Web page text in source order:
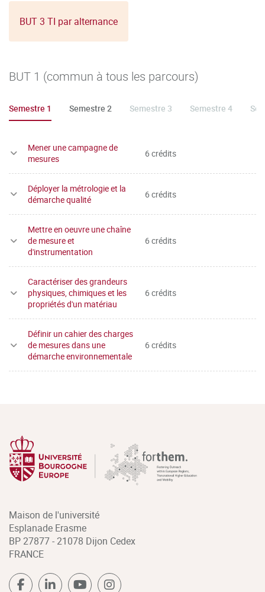
BUT 3 TI par alternance
BUT 1 (commun à tous les parcours)
Semestre 1 Semestre 2 Semestre 3 Semestre 4
Mener une campagne de
mesures
6 crédits
Déployer la métrologie et la
démarche qualité
6 crédits
Mettre en oeuvre une chaîne
de mesure et
d'instrumentation
6 crédits
Caractériser des grandeurs
physiques, chimiques et les
propriétés d'un matériau
6 crédits
Définir un cahier des charges
de mesures dans une
démarche environnementale
6 crédits
Maison de l'université
Esplanade Erasme
BP 27877 - 21078 Dijon Cedex
FRANCE